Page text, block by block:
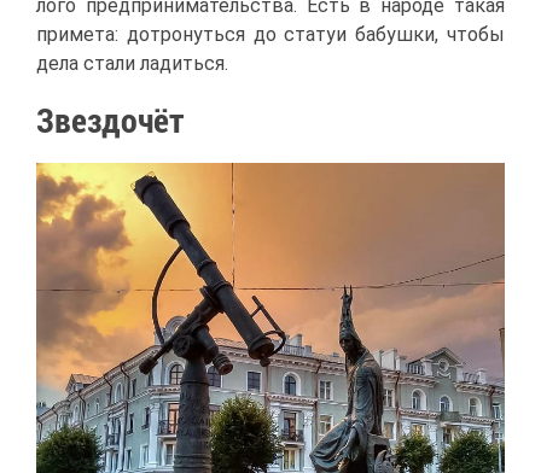
ло­го пред­при­ни­ма­тель­ства. Есть в на­ро­де та­кая
при­ме­та: до­тро­нуть­ся до ста­туи ба­буш­ки, что­бы
де­ла ста­ли ла­дить­ся.
Звез­до­чёт